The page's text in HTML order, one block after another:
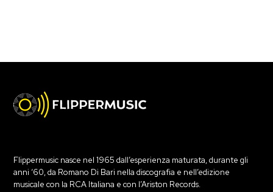
Flippermusic nasce nel 1965 dall’esperienza maturata, durante gli
anni ‘60, da Romano Di Bari nella discografia e nell’edizione
musicale con la RCA Italiana e con l’Ariston Records.